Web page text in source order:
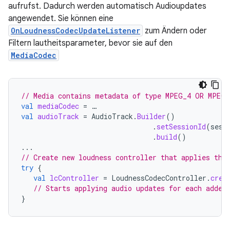
aufrufst. Dadurch werden automatisch Audioupdates
angewendet. Sie können eine
OnLoudnessCodecUpdateListener zum Ändern oder
Filtern lautheitsparameter, bevor sie auf den
MediaCodec
// Media contains metadata of type MPEG_4 OR
val mediaCodec = …
val audioTrack = AudioTrack .Builder()
. setSessionId(
.build()
...
// Create new loudness controller that applies the
try {
val lcController = LoudnessCodecController .
// Starts applying audio updates for each added
}